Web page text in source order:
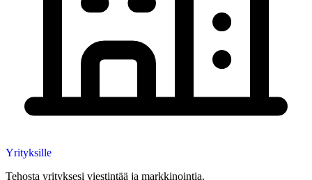
Yrityksille
Tehosta yrityksesi viestintää ja markkinointia.